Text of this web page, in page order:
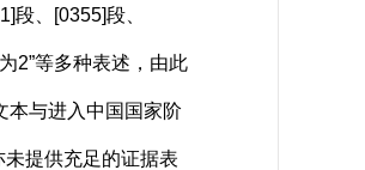
、[0355]段、
2”等多种表述，由此
本与进入中国国家阶
提供充足的证据表